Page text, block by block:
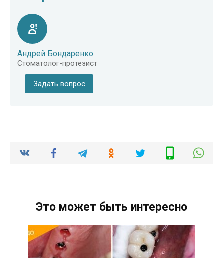
Андрей Бондаренко
Стоматолог-протезист
Задать вопрос
Это может быть интересно